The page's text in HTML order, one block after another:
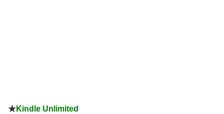
★Kindle Unlimited